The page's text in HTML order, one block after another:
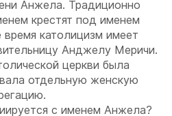
Анжела. Традиционно
крестят под именем
католицизм имеет
Анджелу Меричи.
церкви была
отдельную женскую
с именем Анжела?